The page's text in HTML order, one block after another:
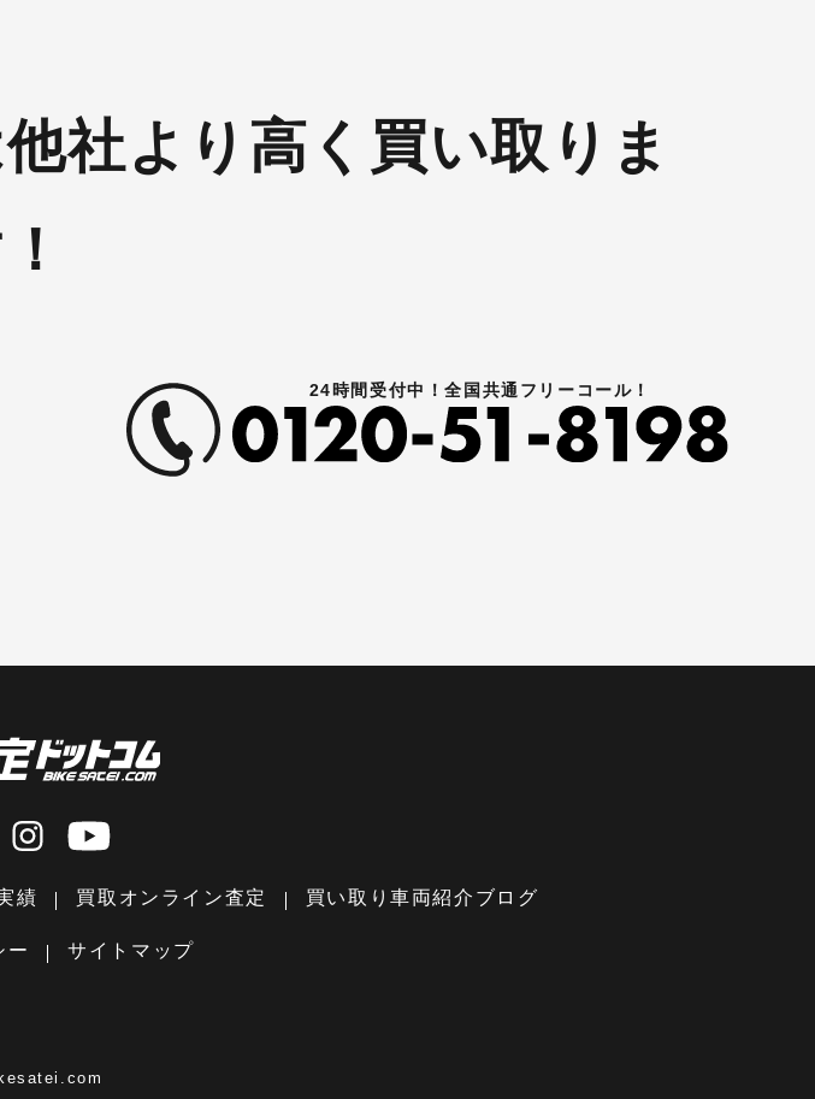
社より高く買い取りま
24時間受付中！全国共通フリーコール！
績 買取オンライン査定 買い取り車両紹介ブログ
ー サイトマップ